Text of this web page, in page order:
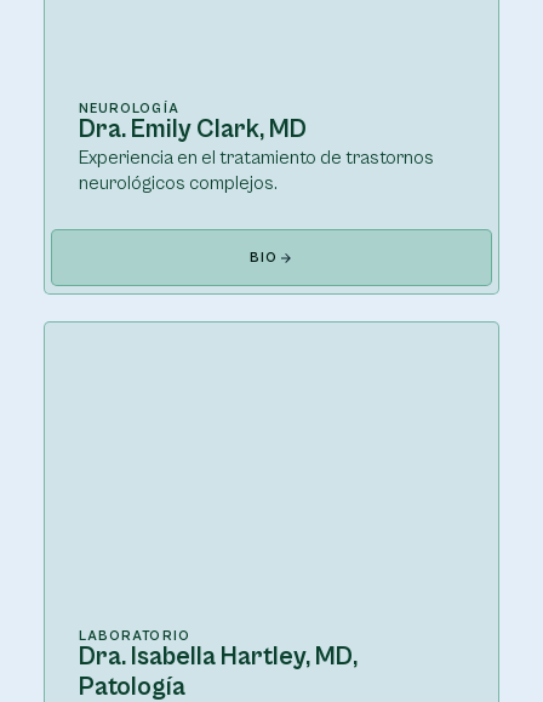
NEUROLOGÍA
Dra. Emily Clark, MD
Experiencia en el tratamiento de trastornos
neurológicos complejos.
BIO
LABORATORIO
Dra. Isabella Hartley, MD,
Patología